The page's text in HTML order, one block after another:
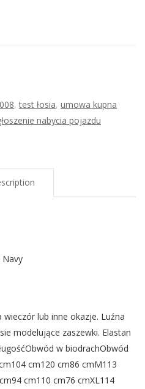
,test łosia, umowa kupna
nabycia pojazdu
Navy
lub inne okazje. Luźna
modelujące zaszewki. Elastan
w biodrachObwód
cm120 cm86 cmM113
cm110 cm76 cmXL114